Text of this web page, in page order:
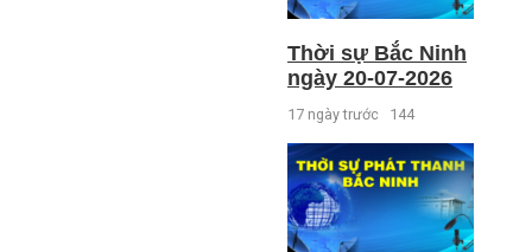
Thời sự Bắc Ninh
ngày 20-07-2026
17 ngày trước 144